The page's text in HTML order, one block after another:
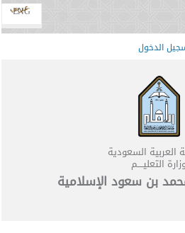
عربي
ENG
الدخول
العربية السعودية
التعليــــم
بن سعود الإسلامية